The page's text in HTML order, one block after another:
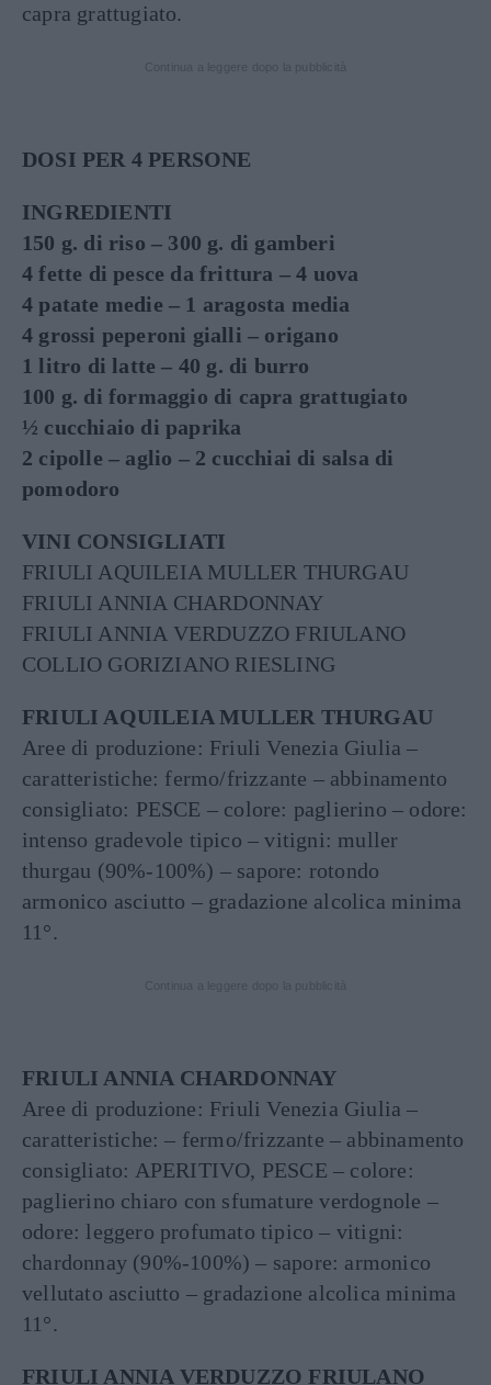
capra grattugiato.
DOSI PER 4 PERSONE
INGREDIENTI
150 g. di riso – 300 g. di gamberi
4 fette di pesce da frittura – 4 uova
4 patate medie – 1 aragosta media
4 grossi peperoni gialli – origano
1 litro di latte – 40 g. di burro
100 g. di formaggio di capra grattugiato
½ cucchiaio di paprika
2 cipolle – aglio – 2 cucchiai di salsa di
pomodoro
VINI CONSIGLIATI
FRIULI AQUILEIA MULLER THURGAU
FRIULI ANNIA CHARDONNAY
FRIULI ANNIA VERDUZZO FRIULANO
COLLIO GORIZIANO RIESLING
FRIULI AQUILEIA MULLER THURGAU
Aree di produzione: Friuli Venezia Giulia –
caratteristiche: fermo/frizzante – abbinamento
consigliato: PESCE – colore: paglierino – odore:
intenso gradevole tipico – vitigni: muller
thurgau (90%-100%) – sapore: rotondo
armonico asciutto – gradazione alcolica minima
11°.
FRIULI ANNIA CHARDONNAY
Aree di produzione: Friuli Venezia Giulia –
caratteristiche: – fermo/frizzante – abbinamento
consigliato: APERITIVO, PESCE – colore:
paglierino chiaro con sfumature verdognole –
odore: leggero profumato tipico – vitigni:
chardonnay (90%-100%) – sapore: armonico
vellutato asciutto – gradazione alcolica minima
11°.
FRIULI ANNIA VERDUZZO FRIULANO